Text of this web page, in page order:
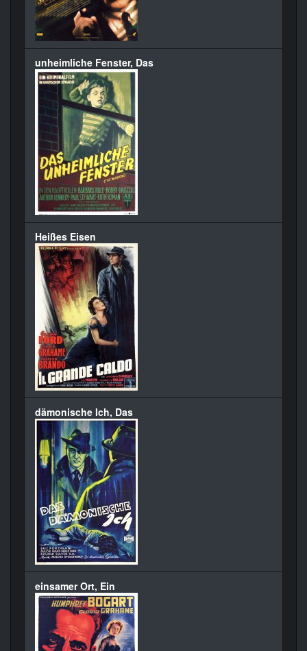
unheimliche Fenster, Das
Heißes Eisen
dämonische Ich, Das
einsamer Ort, Ein